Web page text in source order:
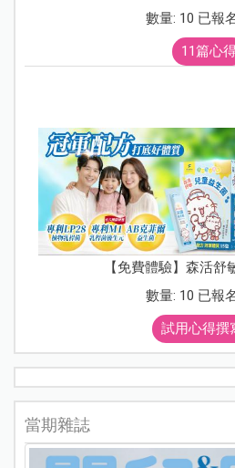
數量: 10 已報
11篇心
【免費體驗】森活舒
數量: 10 已報
試用心得撰
當期雜誌